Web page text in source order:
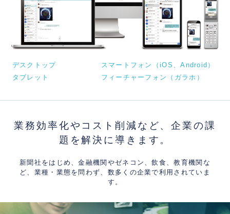
デスクトップ
スマートフォン（iOS、Android）
タブレット
フィーチャーフォン（ガラホ）
業務効率化やコスト削減など、企業の課
題を解決に導きます。
新聞社をはじめ、金融機関やゼネコン、飲食、教育機関な
ど、業種・業態を問わず、数多くの企業で利用されていま
す。